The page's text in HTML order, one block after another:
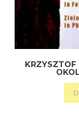
KRZYSZTOF